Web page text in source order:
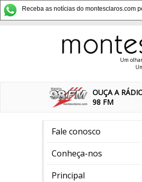
Receba as notícias do montesclaros.com
Um
OUÇA A
98 FM
Fale conosco
Conheça-nos
Principal